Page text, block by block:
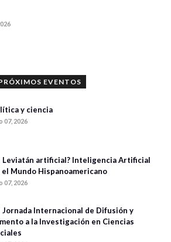
EVENTOS
y ciencia
07, 2026
Leviatán artificial? Inteligencia Artificial
el Mundo Hispanoamericano
07, 2026
Jornada Internacional de Difusión y
a la Investigación en Ciencias